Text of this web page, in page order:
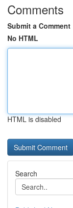
Comments
Submit a Comment
No HTML
HTML is disabled
Search